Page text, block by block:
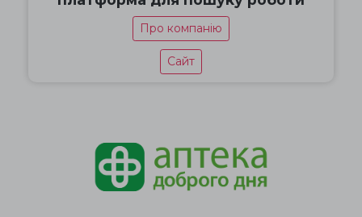
Про компанію
Сайт